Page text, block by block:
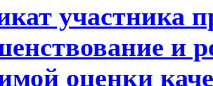
участника
и
оценки